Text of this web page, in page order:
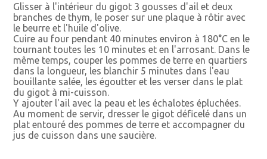
Glisser à l'intérieur du gigot 3 gousses d'ail et deux
branches de thym, le poser sur une plaque à rôtir avec
le beurre et l'huile d'olive.
Cuire au four pendant 40 minutes environ à 180°C en le
tournant toutes les 10 minutes et en l'arrosant. Dans le
même temps, couper les pommes de terre en quartiers
dans la longueur, les blanchir 5 minutes dans l'eau
bouillante salée, les égoutter et les verser dans le plat
du gigot à mi-cuisson.
Y ajouter l'ail avec la peau et les échalotes épluchées.
Au moment de servir, dresser le gigot déficelé dans un
plat entouré des pommes de terre et accompagner du
jus de cuisson dans une saucière.